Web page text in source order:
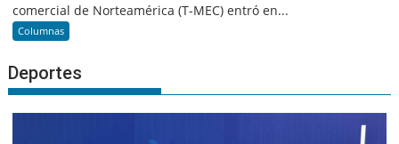
comercial de Norteamérica (T-MEC) entró en...
Columnas
Deportes